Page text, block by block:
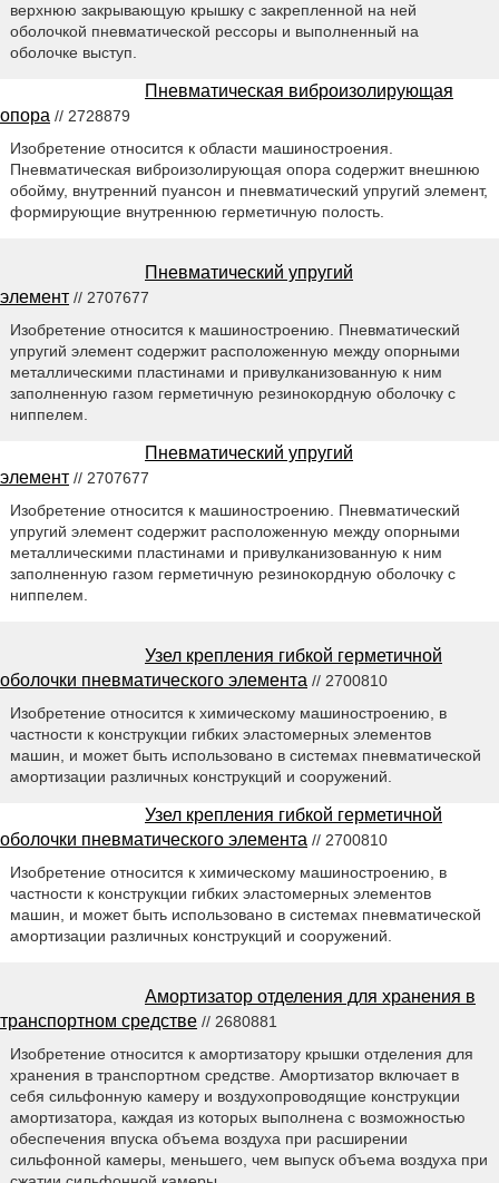
верхнюю закрывающую крышку с закрепленной на ней
оболочкой пневматической рессоры и выполненный на
оболочке выступ.
Пневматическая виброизолирующая
опора // 2728879
Изобретение относится к области машиностроения.
Пневматическая виброизолирующая опора содержит внешнюю
обойму, внутренний пуансон и пневматический упругий элемент,
формирующие внутреннюю герметичную полость.
Пневматический упругий
элемент // 2707677
Изобретение относится к машиностроению. Пневматический
упругий элемент содержит расположенную между опорными
металлическими пластинами и привулканизованную к ним
заполненную газом герметичную резинокордную оболочку с
ниппелем.
Пневматический упругий
элемент // 2707677
Изобретение относится к машиностроению. Пневматический
упругий элемент содержит расположенную между опорными
металлическими пластинами и привулканизованную к ним
заполненную газом герметичную резинокордную оболочку с
ниппелем.
Узел крепления гибкой герметичной
оболочки пневматического элемента // 2700810
Изобретение относится к химическому машиностроению, в
частности к конструкции гибких эластомерных элементов
машин, и может быть использовано в системах пневматической
амортизации различных конструкций и сооружений.
Узел крепления гибкой герметичной
оболочки пневматического элемента // 2700810
Изобретение относится к химическому машиностроению, в
частности к конструкции гибких эластомерных элементов
машин, и может быть использовано в системах пневматической
амортизации различных конструкций и сооружений.
Амортизатор отделения для хранения в
транспортном средстве // 2680881
Изобретение относится к амортизатору крышки отделения для
хранения в транспортном средстве. Амортизатор включает в
себя сильфонную камеру и воздухопроводящие конструкции
амортизатора, каждая из которых выполнена с возможностью
обеспечения впуска объема воздуха при расширении
сильфонной камеры, меньшего, чем выпуск объема воздуха при